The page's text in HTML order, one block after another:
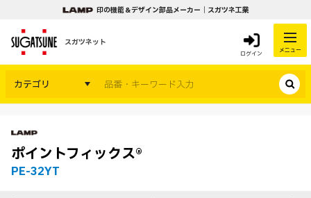
印の機能＆デザイン部品メーカー｜スガツネ工業
スガツネット
ログイン メニュー
カテゴリ
ポイントフィックス®
PE-32YT